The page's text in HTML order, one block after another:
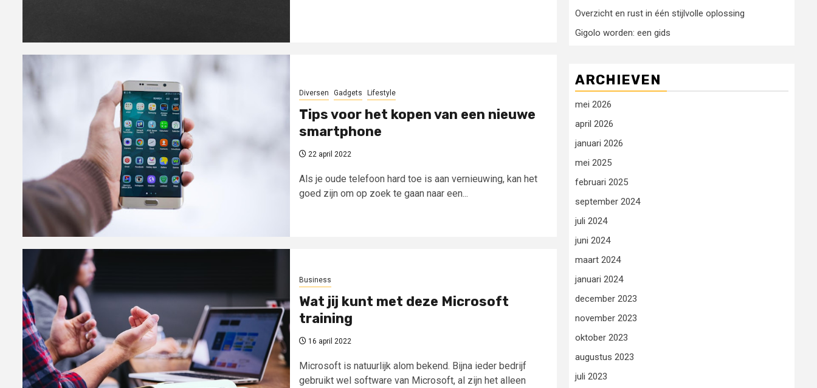
Diversen Gadgets Lifestyle
Tips voor het kopen van een nieuwe
smartphone
22 april 2022
Als je oude telefoon hard toe is aan vernieuwing, kan het
goed zijn om op zoek te gaan naar een...
Business
Wat jij kunt met deze Microsoft
training
16 april 2022
Microsoft is natuurlijk alom bekend. Bijna ieder bedrijf
gebruikt wel software van Microsoft, al zijn het alleen
Overzicht en rust in één stijlvolle oplossing
Gigolo worden: een gids
ARCHIEVEN
mei 2026
april 2026
januari 2026
mei 2025
februari 2025
september 2024
juli 2024
juni 2024
maart 2024
januari 2024
december 2023
november 2023
oktober 2023
augustus 2023
juli 2023